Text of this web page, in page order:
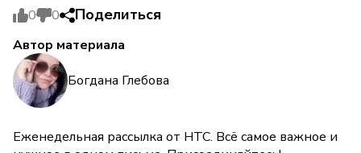
0 0 Поделиться
Автор материала
Богдана Глебова
Еженедельная рассылка от НТС. Всё самое важное и